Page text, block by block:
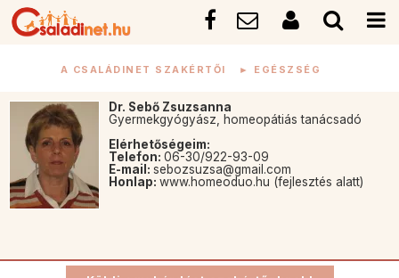
A CSALÁDINET SZAKÉRTŐI ► EGÉSZSÉG
Dr. Sebő Zsuzsanna
Gyermekgyógyász, homeopátiás tanácsadó
Elérhetőségeim:
Telefon: 06-30/922-93-09
E-mail: sebozsuzsa@gmail.com
Honlap: www.homeoduo.hu (fejlesztés alatt)